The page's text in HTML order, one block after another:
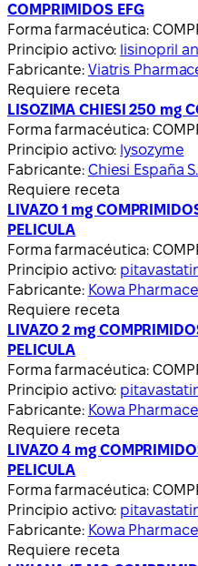
COMPRIMIDOS EFG
Forma farmacéutica:
Principio activo: lisinopril
Fabricante: Viatris
Requiere receta
LISOZIMA CHIESI 250 mg
Forma farmacéutica:
Principio activo: lysozyme
Fabricante: Chiesi España
Requiere receta
LIVAZO 1 mg
PELICULA
Forma farmacéutica:
Principio activo:
Fabricante: Kowa
Requiere receta
LIVAZO 2 mg
PELICULA
Forma farmacéutica:
Principio activo:
Fabricante: Kowa
Requiere receta
LIVAZO 4 mg
PELICULA
Forma farmacéutica:
Principio activo:
Fabricante: Kowa
Requiere receta